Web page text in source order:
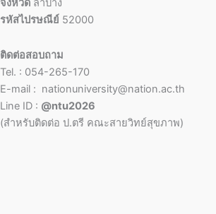
จังหวัด ลำปาง
รหัสไปรษณีย์ 52000
ติดต่อสอบถาม
Tel. : 054-265-170
E-mail : nationuniversity@nation.ac.th
Line ID : @ntu2026
(สำหรับติดต่อ ป.ตรี คณะสายวิทย์สุขภาพ)